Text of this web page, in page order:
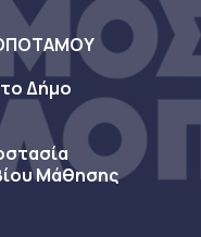
Δήμο
Μάθησης